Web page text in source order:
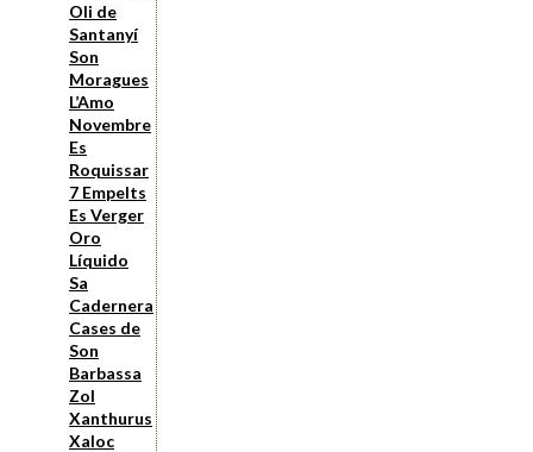
Oli de
Santanyí
Son
Moragues
L’Amo
Novembre
Es
Roquissar
7 Empelts
Es Verger
Oro
Líquido
Sa
Cadernera
Cases de
Son
Barbassa
Zol
Xanthurus
Xaloc